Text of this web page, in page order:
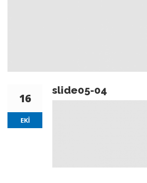
16
EKI
slide05-04